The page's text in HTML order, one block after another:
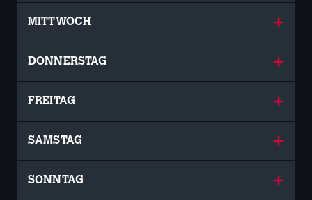
MITTWOCH
DONNERSTAG
FREITAG
SAMSTAG
SONNTAG